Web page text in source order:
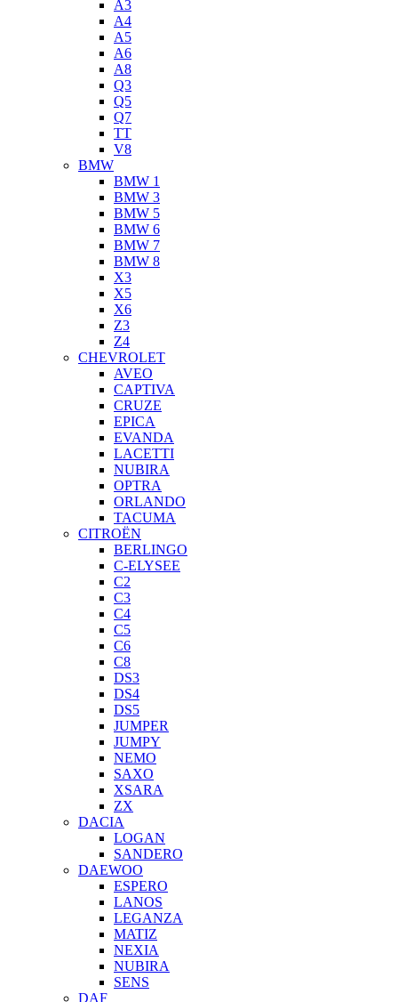
A3
A4
A5
A6
A8
Q3
Q5
Q7
TT
V8
BMW
BMW 1
BMW 3
BMW 5
BMW 6
BMW 7
BMW 8
X3
X5
X6
Z3
Z4
CHEVROLET
AVEO
CAPTIVA
CRUZE
EPICA
EVANDA
LACETTI
NUBIRA
OPTRA
ORLANDO
TACUMA
CITROËN
BERLINGO
C-ELYSEE
C2
C3
C4
C5
C6
C8
DS3
DS4
DS5
JUMPER
JUMPY
NEMO
SAXO
XSARA
ZX
DACIA
LOGAN
SANDERO
DAEWOO
ESPERO
LANOS
LEGANZA
MATIZ
NEXIA
NUBIRA
SENS
DAF